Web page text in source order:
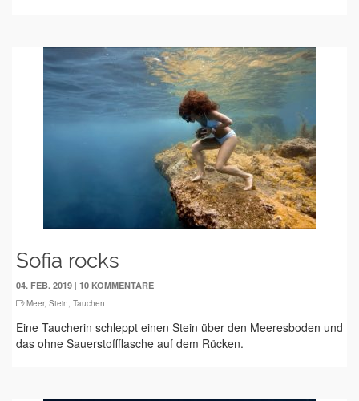
Sofia rocks
04. FEB. 2019 | 10 KOMMENTARE
Meer, Stein, Tauchen
Eine Taucherin schleppt einen Stein über den Meeresboden und
das ohne Sauerstoffflasche auf dem Rücken.